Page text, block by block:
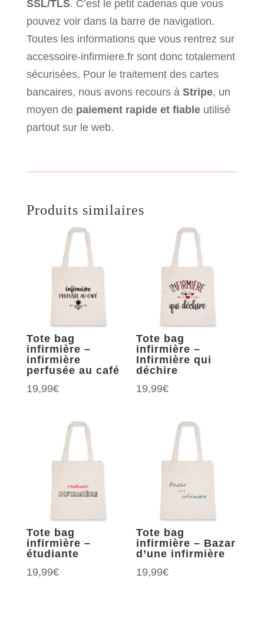
SSL/TLS. C’est le petit cadenas que vous
pouvez voir dans la barre de navigation.
Toutes les informations que vous rentrez sur
accessoire-infirmiere.fr sont donc totalement
sécurisées. Pour le traitement des cartes
bancaires, nous avons recours à Stripe, un
moyen de paiement rapide et fiableutilisé
partout sur le web.
Produits similaires
Tote bag
infirmière –
infirmière
perfusée au café
19,99€
Tote bag
infirmière –
Infirmière qui
déchire
19,99€
Tote bag
infirmière –
étudiante
19,99€
Tote bag
infirmière – Bazar
d’une infirmière
19,99€